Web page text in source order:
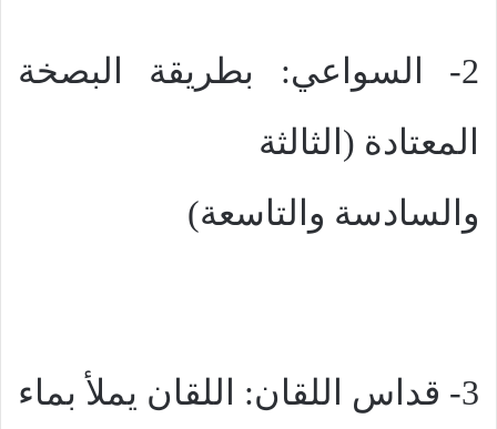
2- السواعي: بطريقة البصخة
المعتادة (الثالثة
والسادسة والتاسعة)
3- قداس اللقان: اللقان يملأ بماء